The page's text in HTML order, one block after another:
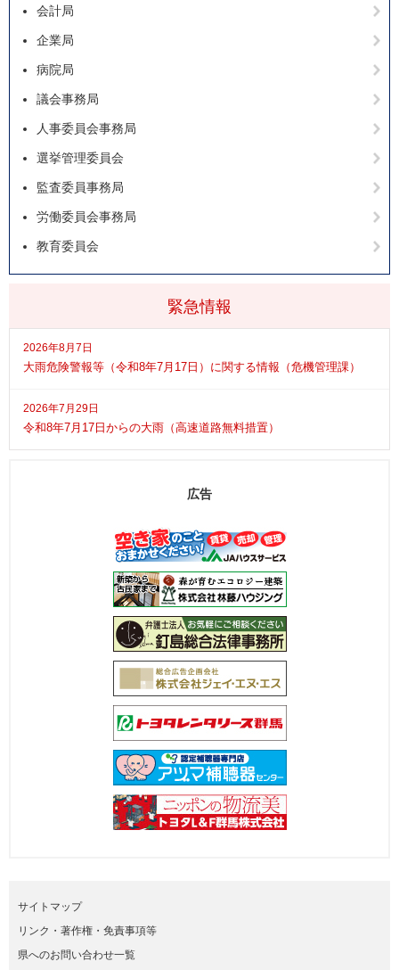
緊急情報
2026年8月7日
大雨危険警報等（令和8年7月17日）に関する情報（危機管理課）
2026年7月29日
令和8年7月17日からの大雨（高速道路無料措置）
会計局
企業局
病院局
議会事務局
人事委員会事務局
選挙管理委員会
監査委員事務局
労働委員会事務局
教育委員会
広告
サイトマップ
リンク・著作権・免責事項等
県へのお問い合わせ一覧